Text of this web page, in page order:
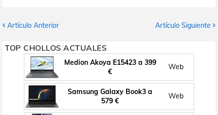
Artículo Anterior Artículo Siguiente
TOP CHOLLOS ACTUALES
Medion Akoya E15423 a 399
€
Web
Samsung Galaxy Book3 a
579 €
Web